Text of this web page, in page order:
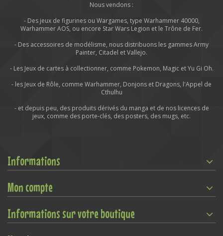
Nous vendons :
- Des jeux de figurines ou Wargames, type Warhammer 40000,
Warhammer AOS, ou encore Star Wars Legion et le Trône de Fer.
- Des accessoires de modélisme, nous distribuons les gammes Army
Painter, Citadel et Vallejo.
- Les Jeux de cartes à collectionner, comme Pokemon, Magic et Yu Gi Oh.
- les Jeux de Rôle, comme Warhammer, Donjons et Dragons, l'Appel de
Cthulhu
- et depuis peu, des produits dérivés du manga et de nos licences de
jeux, comme des porte-clés, des posters, des mugs, etc.
Informations
Mon compte
Informations sur votre boutique